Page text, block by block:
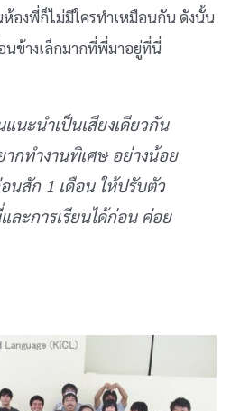
ห้องพี่ก็ไม่มีใครทำเหมือนกัน ดังนั้น
ข้างเล็กมากที่พี่มาอยู่ที่นี่
นะนำเป็นเสียงเดียวกัน
ากทำงานพิเศษ อย่างน้อย
นสัก 1 เดือน ให้ปรับตัว
ละการเรียนได้ก่อน ค่อย